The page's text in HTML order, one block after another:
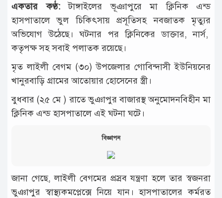
দুর্ঘটনা
বিনোদন
খেলাধুলা
চাকরি
স্টাইল
একতার কণ্ঠ:টাঙ্গাইলের ভূঞাপুরে মা ক্লিনিক এন্ড
হাসপাতালে ভুল চিকিৎসায় প্রসূতিসহ নবজাতক মৃত্যুর
অভিযোগ উঠেছে। ঘটনার পর ক্লিনিকের ডাক্তার, নার্স,
কতৃপক্ষ সহ সবাই পলাতক রয়েছে।
মৃত লাইলী বেগম (৩০) উপ‌জেলার গো‌বিন্দাসী ইউ‌নিয়নের
খানুরবা‌ড়ি গ্রা‌মের আ‌তোয়ার হো‌সে‌নের স্ত্রী।
বুধবার (২৫ মে ) রা‌তে ভুঞাপুর বাজারস্থ অনু‌মোদন‌বিহীন মা
ক্লি‌নিক এন্ড হাসপাতা‌লে এই ঘটনা ঘ‌টে।
বিজ্ঞাপন
জানা গে‌ছে, লাইলী বেগ‌মের প্রস্রব যন্ত্রণা হ‌লে তার স্বজনরা
ভুঞাপুর স্বাস্থ‌্যকম‌প্লে‌ক্সে নি‌য়ে যান। হাসপাতা‌লের কর্মরত